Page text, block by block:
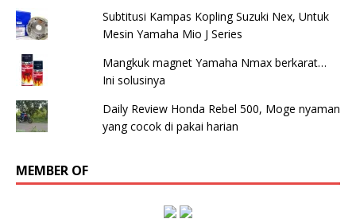
Subtitusi Kampas Kopling Suzuki Nex, Untuk
Mesin Yamaha Mio J Series
Mangkuk magnet Yamaha Nmax berkarat…
Ini solusinya
Daily Review Honda Rebel 500, Moge nyaman
yang cocok di pakai harian
MEMBER OF